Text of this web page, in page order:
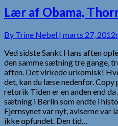
Lær af Obama,
By Trine Nebel | marts 27, 2012
Ved sidste Sankt Hans aften
den samme sætning tre gange,
aften. Det virkede urkomisk!
det, kan du læse nedenfor.
retorik Tiden er en anden end
sætning i Berlin som endte i
Fjernsynet var nyt, aviserne var
ikke opfundet. Den tid…